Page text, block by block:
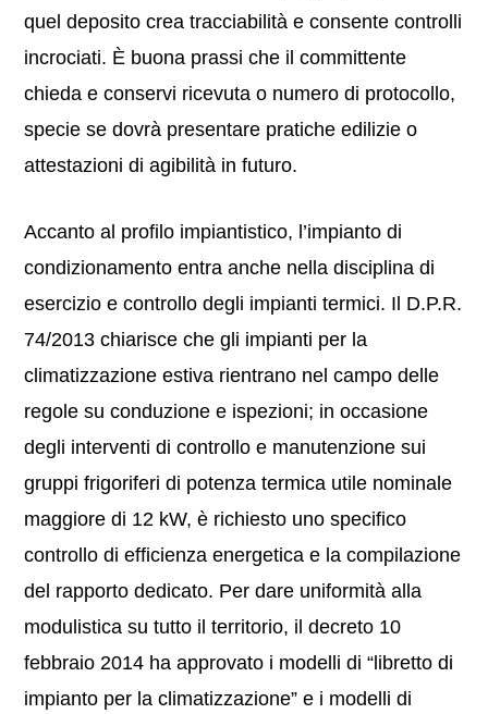
quel deposito crea tracciabilità e consente controlli
incrociati. È buona prassi che il committente
chieda e conservi ricevuta o numero di protocollo,
specie se dovrà presentare pratiche edilizie o
attestazioni di agibilità in futuro.
Accanto al profilo impiantistico, l’impianto di
condizionamento entra anche nella disciplina di
esercizio e controllo degli impianti termici. Il D.P.R.
74/2013 chiarisce che gli impianti per la
climatizzazione estiva rientrano nel campo delle
regole su conduzione e ispezioni; in occasione
degli interventi di controllo e manutenzione sui
gruppi frigoriferi di potenza termica utile nominale
maggiore di 12 kW, è richiesto uno specifico
controllo di efficienza energetica e la compilazione
del rapporto dedicato. Per dare uniformità alla
modulistica su tutto il territorio, il decreto 10
febbraio 2014 ha approvato i modelli di “libretto di
impianto per la climatizzazione” e i modelli di